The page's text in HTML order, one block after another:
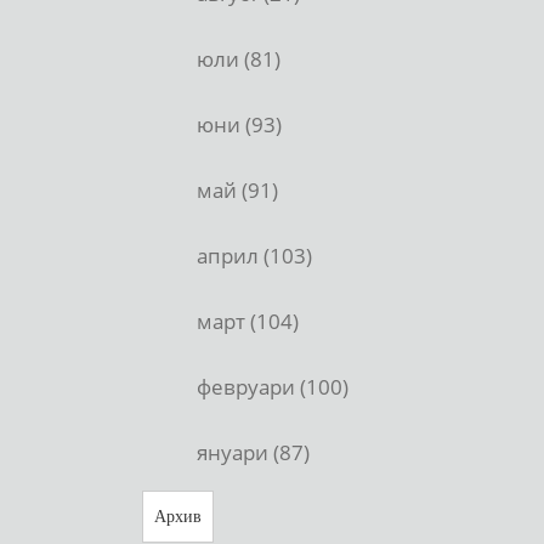
юли (81)
юни (93)
май (91)
април (103)
март (104)
февруари (100)
януари (87)
Архив